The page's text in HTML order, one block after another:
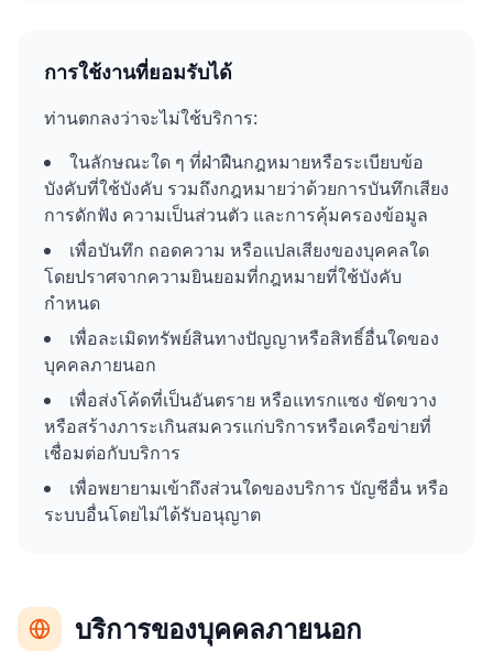
การใช้งานที่ยอมรับได้
ท่านตกลงว่าจะไม่ใช้บริการ:
ในลักษณะใด ๆ ที่ฝ่าฝืนกฎหมายหรือระเบียบข้อ
บังคับที่ใช้บังคับ รวมถึงกฎหมายว่าด้วยการบันทึกเสียง
การดักฟัง ความเป็นส่วนตัว และการคุ้มครองข้อมูล
เพื่อบันทึก ถอดความ หรือแปลเสียงของบุคคลใด
โดยปราศจากความยินยอมที่กฎหมายที่ใช้บังคับ
กำหนด
เพื่อละเมิดทรัพย์สินทางปัญญาหรือสิทธิ์อื่นใดของ
บุคคลภายนอก
เพื่อส่งโค้ดที่เป็นอันตราย หรือแทรกแซง ขัดขวาง
หรือสร้างภาระเกินสมควรแก่บริการหรือเครือข่ายที่
เชื่อมต่อกับบริการ
เพื่อพยายามเข้าถึงส่วนใดของบริการ บัญชีอื่น หรือ
ระบบอื่นโดยไม่ได้รับอนุญาต
บริการของบุคคลภายนอก